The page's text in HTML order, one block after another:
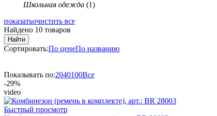
Школьная одежда (1)
показатьочистить все
Найдено 10 товаров
Найти
Сортировать:По ценеПо названию
Показывать по:2040100Все
-29%
video
Быстрый просмотр